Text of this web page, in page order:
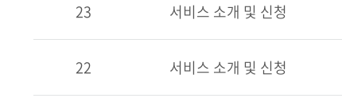
23 서비스 소개 및 신청
22 서비스 소개 및 신청